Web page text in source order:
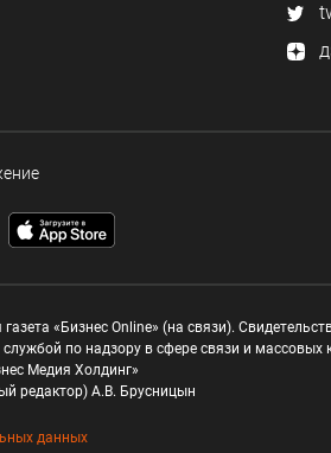
«Бизнес Online» (на связи).
по надзору в сфере связи и массовых
Медия Холдинг»
редактор) А.В. Брусницын
данных